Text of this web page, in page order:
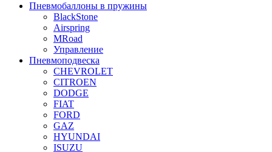
Пневмобаллоны в пружины
BlackStone
Airspring
MRoad
Управление
Пневмоподвеска
CHEVROLET
CITROEN
DODGE
FIAT
FORD
GAZ
HYUNDAI
ISUZU